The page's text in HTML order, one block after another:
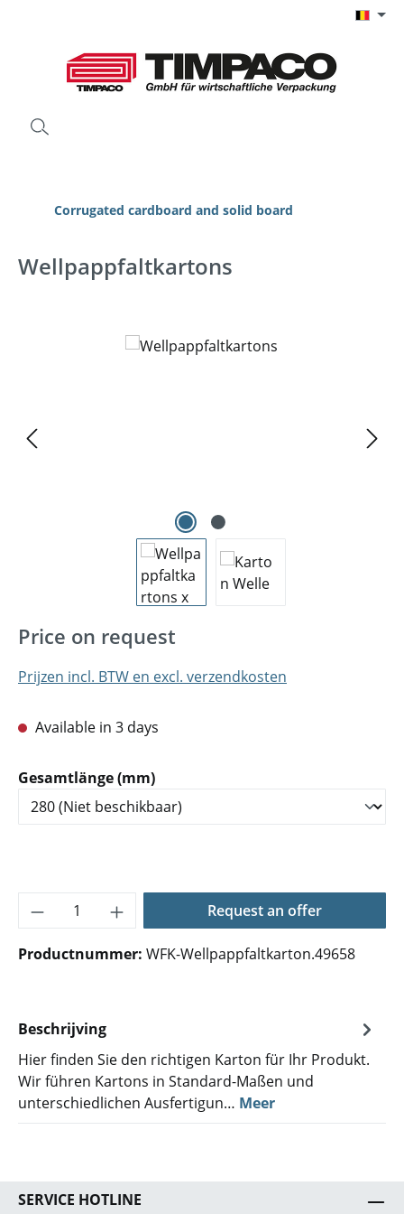
Corrugated cardboard and solid board
Wellpappfaltkartons
Afbeeldingengalerij overslaan
Price on request
Prijzen incl. BTW en excl. verzendkosten
Available in 3 days
Selecteer
Gesamtlänge (mm)
Producthoeveelheid: Voer de gewenste
Request an offer
Productnummer: WFK-Wellpappfaltkarton.49658
Beschrijving
Hier finden Sie den richtigen Karton für Ihr Produkt.
Wir führen Kartons in Standard-Maßen und
unterschiedlichen Ausfertigun… Meer
SERVICE HOTLINE